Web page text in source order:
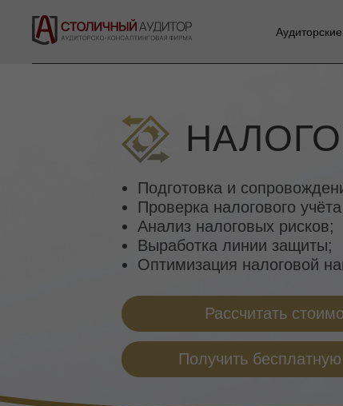
Аудиторские
Подготовка и
Проверка налогового
Анализ налоговых рисков;
Выработка линии защиты;
Оптимизация налоговой
Рассчитать
Получить